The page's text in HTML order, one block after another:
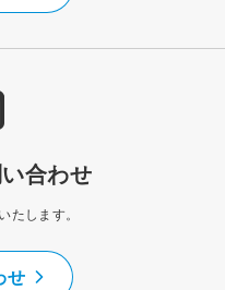
合わせ
たします。
せ